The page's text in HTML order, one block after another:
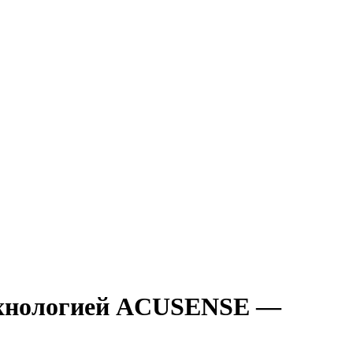
ACUSENSE —